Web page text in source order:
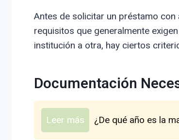
Antes de solicitar un préstamo
requisitos que generalmente
institución a otra, hay ciertos
Documentación
Leer más ¿De qué año es la